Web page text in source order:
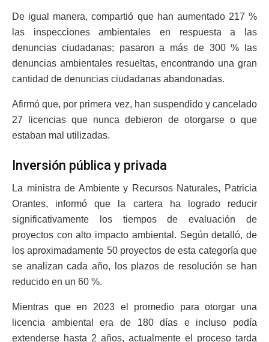
De igual manera, compartió que han aumentado 217 %
las inspecciones ambientales en respuesta a las
denuncias ciudadanas; pasaron a más de 300 % las
denuncias ambientales resueltas, encontrando una gran
cantidad de denuncias ciudadanas abandonadas.
Afirmó que, por primera vez, han suspendido y cancelado
27 licencias que nunca debieron de otorgarse o que
estaban mal utilizadas.
Inversión pública y privada
La ministra de Ambiente y Recursos Naturales, Patricia
Orantes, informó que la cartera ha logrado reducir
significativamente los tiempos de evaluación de
proyectos con alto impacto ambiental. Según detalló, de
los aproximadamente 50 proyectos de esta categoría que
se analizan cada año, los plazos de resolución se han
reducido en un 60 %.
Mientras que en 2023 el promedio para otorgar una
licencia ambiental era de 180 días e incluso podía
extenderse hasta 2 años, actualmente el proceso tarda